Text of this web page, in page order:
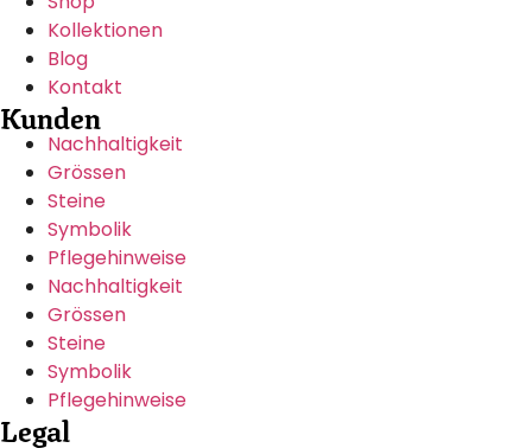
Kollektionen
Blog
Kontakt
Kunden
Nachhaltigkeit
Grössen
Steine
Symbolik
Pflegehinweise
Nachhaltigkeit
Grössen
Steine
Symbolik
Pflegehinweise
Legal